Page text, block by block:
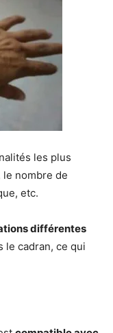
les plus
le nombre de
etc.
différentes
le cadran, ce qui